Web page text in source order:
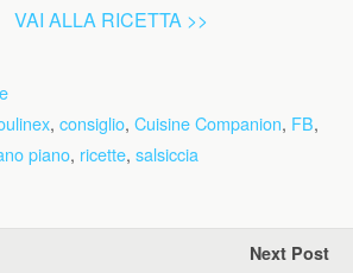
VAI ALLA RICETTA >>
, consiglio, Cuisine Companion, FB,
piano, ricette, salsiccia
Next Post